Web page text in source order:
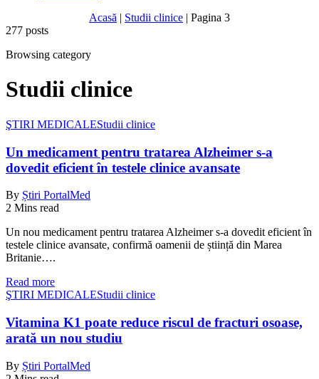
Acasă | Studii clinice | Pagina 3
277 posts
Browsing category
Studii clinice
ŞTIRI MEDICALEStudii clinice
Un medicament pentru tratarea Alzheimer s-a
dovedit eficient în testele clinice avansate
By Știri PortalMed
2 Mins read
Un nou medicament pentru tratarea Alzheimer s-a dovedit eficient în
testele clinice avansate, confirmă oamenii de știință din Marea
Britanie….
Read more
ŞTIRI MEDICALEStudii clinice
Vitamina K1 poate reduce riscul de fracturi osoase,
arată un nou studiu
By Știri PortalMed